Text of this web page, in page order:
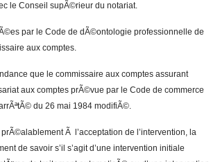
le Conseil supÃ©rieur du notariat.
par le Code de dÃ©ontologie professionnelle de
aux comptes.
que le commissaire aux comptes assurant
aux comptes prÃ©vue par le Code de commerce
du 26 mai 1984 modifiÃ©.
Ã l’acceptation de l’intervention, la
de savoir s’il s’agit d’une intervention initiale